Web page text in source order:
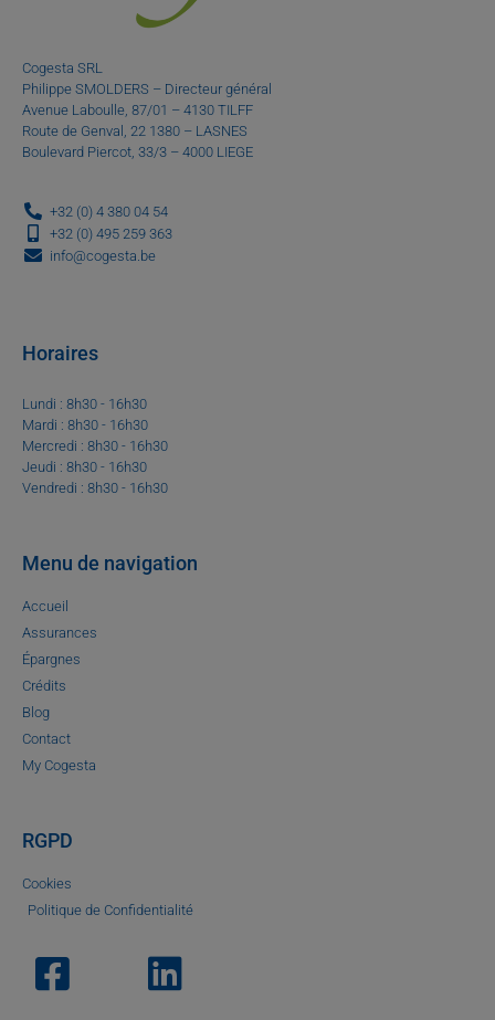
Cogesta SRL
Philippe SMOLDERS – Directeur général
Avenue Laboulle, 87/01 – 4130 TILFF
Route de Genval, 22 1380 – LASNES
Boulevard Piercot, 33/3 – 4000 LIEGE
+32 (0) 4 380 04 54
+32 (0) 495 259 363
info@cogesta.be
Horaires
Lundi : 8h30 - 16h30
Mardi : 8h30 - 16h30
Mercredi : 8h30 - 16h30
Jeudi : 8h30 - 16h30
Vendredi : 8h30 - 16h30
Menu de navigation
Accueil
Assurances
Épargnes
Crédits
Blog
Contact
My Cogesta
RGPD
Cookies
Politique de Confidentialité